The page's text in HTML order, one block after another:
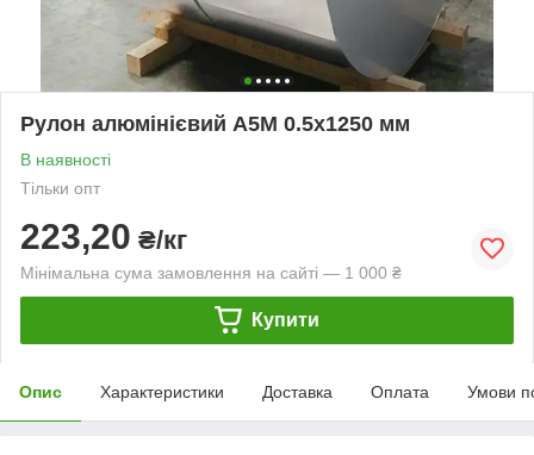
Рулон алюмінієвий А5М 0.5х1250 мм
В наявності
Тільки опт
223,20 ₴/кг
Мінімальна сума замовлення на сайті — 1 000 ₴
Купити
Опис Характеристики Доставка Оплата Умови